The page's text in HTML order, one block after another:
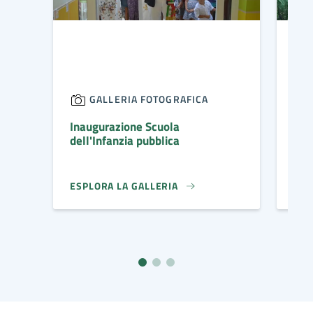
GALLERIA FOTOGRAFICA
Inaugurazione Scuola
dell'Infanzia pubblica
ESPLORA LA GALLERIA
IMMAGINE DI COPERTINA